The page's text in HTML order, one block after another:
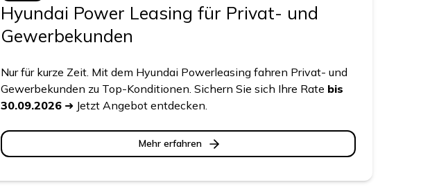
Hyundai Power Leasing für Privat- und
Gewerbekunden
Nur für kurze Zeit. Mit dem Hyundai Powerleasing fahren Privat- und
Gewerbekunden zu Top-Konditionen. Sichern Sie sich Ihre Rate bis
30.09.2026 ➜ Jetzt Angebot entdecken.
Mehr erfahren